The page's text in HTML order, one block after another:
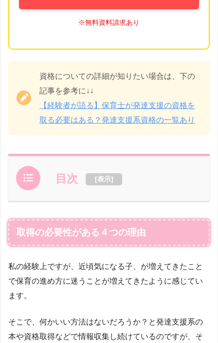
※無料資料請求あり
資格についての詳細が知りたい場合は、下の
記事を参考に↓↓
【経験者が語る】保育士が発達支援の資格を
取る必要はある？発達支援系資格の一覧あり
目次 [表示]
取得の必要性がある４つの理由
私の経験上ですが、近頃気になる子、が増えてきたこと
で保育の進め方に迷うことが増えてきたように感じてい
ます。
そこで、何かいい方法はないだろうか？と発達支援系の
本や資格取得などで情報収集し続けているのですが、そ